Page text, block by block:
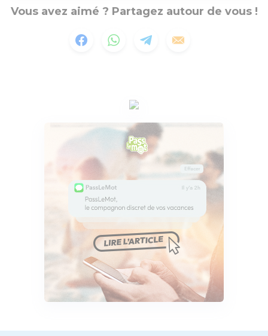
Vous avez aimé ? Partagez autour de vous !